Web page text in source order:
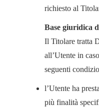
richiesto al
Base giuridica
Il Titolare tratta
all’Utente in
seguenti
l’Utente ha
più finalità